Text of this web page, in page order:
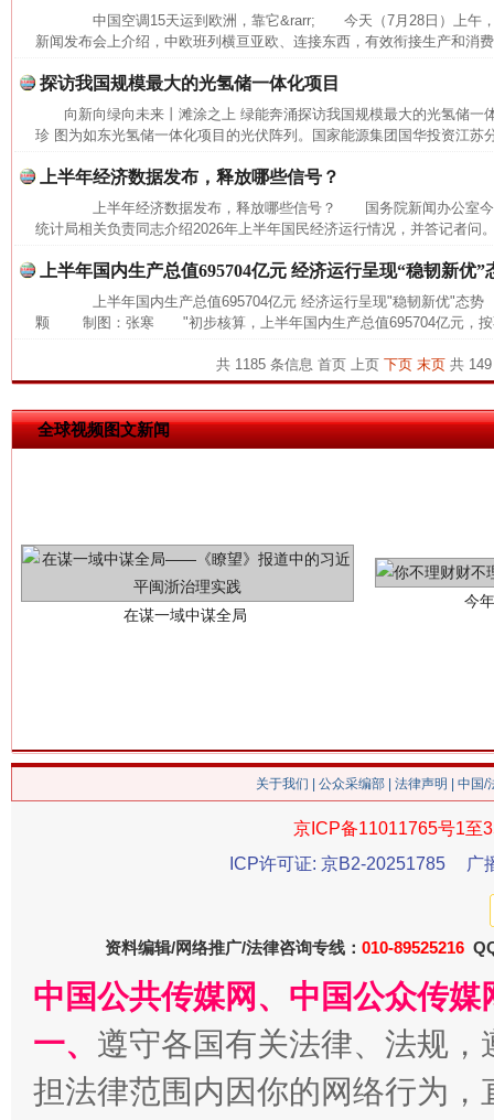
中国空调15天运到欧洲，靠它&rarr; 今天（7月28日）上午，
新闻发布会上介绍，中欧班列横亘亚欧、连接东西，有效衔接生产和消
探访我国规模最大的光氢储一体化项目
向新向绿向未来丨滩涂之上 绿能奔涌探访我国规模最大的光氢储一
珍 图为如东光氢储一体化项目的光伏阵列。国家能源集团国华投资
上半年经济数据发布，释放哪些信号？
上半年经济数据发布，释放哪些信号？ 国务院新闻办公室今
统计局相关负责同志介绍2026年上半年国民经济运行情况，并答记者问
上半年国内生产总值695704亿元 经济运行呈现“稳韧新优”
上半年国内生产总值695704亿元 经济运行呈现"稳韧新优"态
颗 制图：张寒 "初步核算，上半年国内生产总值695704亿元，按
共 1185 条信息 首页 上页 下页 末页共 149
全球视频图文新闻
这是一记警钟！ 谢
习近平的博鳌关键词
“刷贴”乱象丛生
生
关于我们 公众采编部 法律声明 | 中国
京ICP备11011765号1至
ICP许可证: 京B2-20251785
广
资料编辑/网络推广/法律咨询专线： 010-89525216
中国公共传媒网、中国公众传
一、 遵守各国有关法律、法规
担法律范围内因你的网络行为